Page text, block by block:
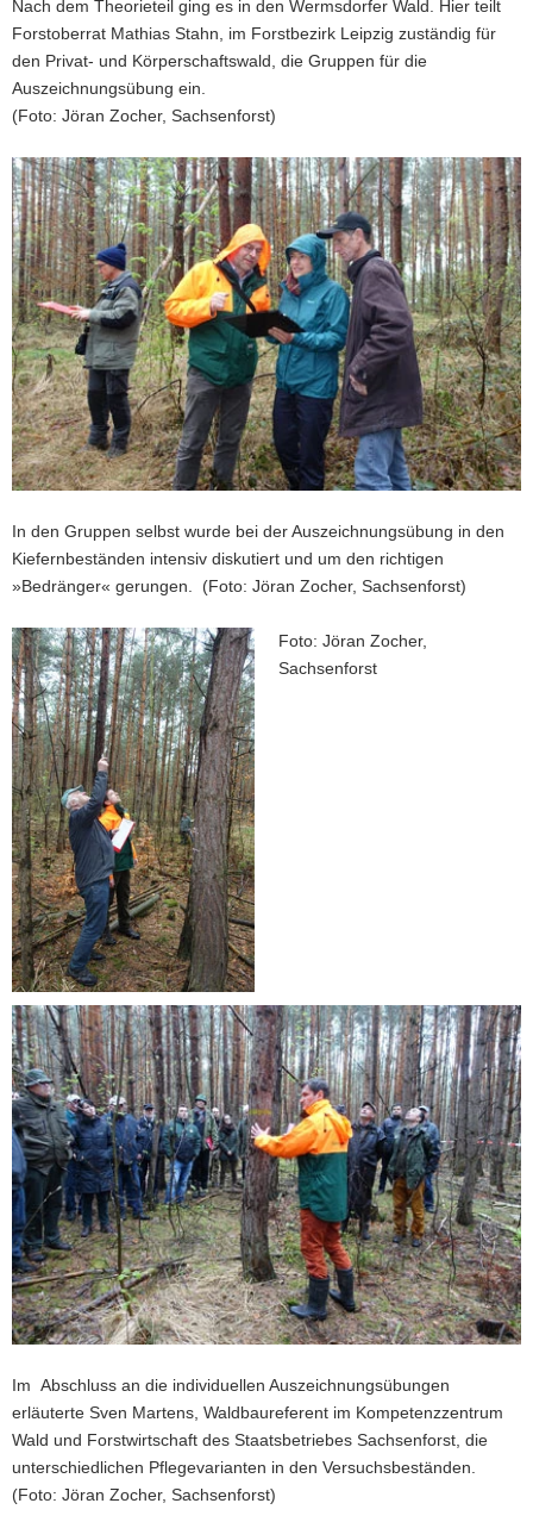
Nach dem Theorieteil ging es in den Wermsdorfer Wald. Hier teilt
Forstoberrat Mathias Stahn, im Forstbezirk Leipzig zuständig für
den Privat- und Körperschaftswald, die Gruppen für die
Auszeichnungsübung ein.
(Foto: Jöran Zocher, Sachsenforst)
In den Gruppen selbst wurde bei der Auszeichnungsübung in den
Kiefernbeständen intensiv diskutiert und um den richtigen
»Bedränger« gerungen. (Foto: Jöran Zocher, Sachsenforst)
Foto: Jöran Zocher,
Sachsenforst
Im Abschluss an die individuellen Auszeichnungsübungen
erläuterte Sven Martens, Waldbaureferent im Kompetenzzentrum
Wald und Forstwirtschaft des Staatsbetriebes Sachsenforst, die
unterschiedlichen Pflegevarianten in den Versuchsbeständen.
(Foto: Jöran Zocher, Sachsenforst)